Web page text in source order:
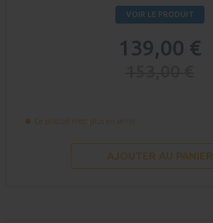
VOIR LE PRODUIT
139,00 €
Ce produit n'est plus en vente
AJOUTER AU PANIER